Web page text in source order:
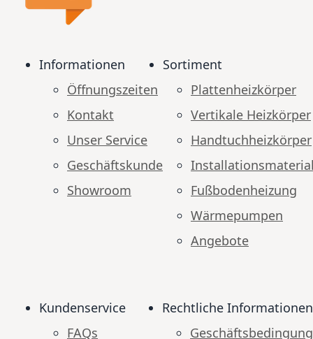
Informationen
Öffnungszeiten
Kontakt
Unser Service
Geschäftskunde
Showroom
Sortiment
Plattenheizkörper
Vertikale Heizkörper
Handtuchheizkörper
Fußbodenheizung
Wärmepumpen
Angebote
Kundenservice
FAQs
Rechtliche Informationen